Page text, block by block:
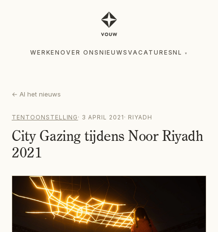
WERKENOVER ONS NIEUWSVACATURESNL ▾
← Al het nieuws
TENTOONSTELLING · 3 APRIL 2021 · RIYADH
City Gazing tijdens Noor Riyadh
2021